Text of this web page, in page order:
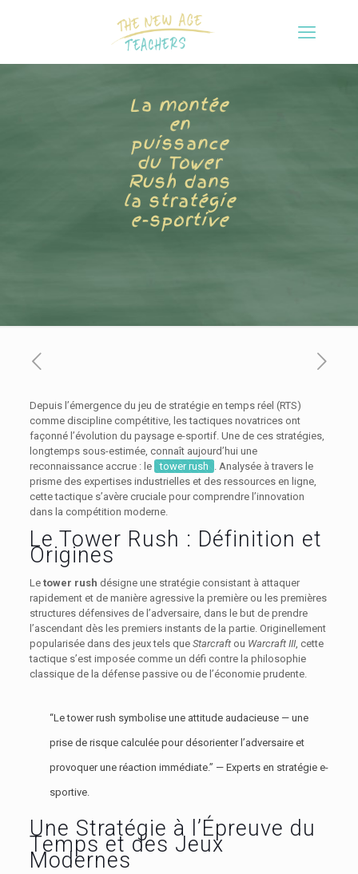
La montée
en
puissance
du Tower
Rush dans
la stratégie
e-sportive
Depuis l’émergence du jeu de stratégie en temps réel (RTS)
comme discipline compétitive, les tactiques novatrices ont
façonné l’évolution du paysage e-sportif. Une de ces stratégies,
longtemps sous-estimée, connaît aujourd’hui une
reconnaissance accrue : le
tower rush . Analysée à travers le
prisme des expertises industrielles et des ressources en ligne,
cette tactique s’avère cruciale pour comprendre l’innovation
dans la compétition moderne.
Le Tower Rush : Définition et
Origines
Le tower rush désigne une stratégie consistant à attaquer
rapidement et de manière agressive la première ou les premières
structures défensives de l’adversaire, dans le but de prendre
l’ascendant dès les premiers instants de la partie. Originellement
popularisée dans des jeux tels que Starcraftou Warcraft III, cette
tactique s’est imposée comme un défi contre la philosophie
classique de la défense passive ou de l’économie prudente.
“Le tower rush symbolise une attitude audacieuse — une
prise de risque calculée pour désorienter l’adversaire et
provoquer une réaction immédiate.” — Experts en stratégie e-
sportive.
Une Stratégie à l’Épreuve du
Temps et des Jeux
Modernes